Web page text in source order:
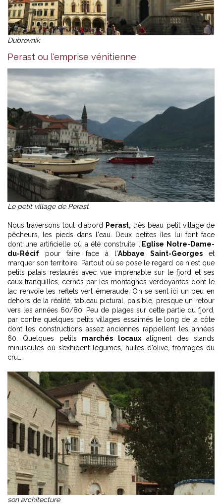
Dubrovnik
Perast ou l'emprise vénitienne
Le petit village de Perast
Nous traversons tout d'abord Perast, très beau petit village de
pêcheurs, les pieds dans l'eau. Deux petites îles lui font face
dont une artificielle où a été construite l' Eglise Notre-Dame-
du-Récif pour faire face à l'Abbaye Saint-Georges et
marquer son territoire. Partout où se pose le regard ce n'est que
petits palais restaurés avec vue imprenable sur le fjord et ses
eaux tranquilles, cernés par les montagnes verdoyantes dont le
lac renvoie les reflets vert émeraude. On se sent ici un peu en
dehors de la réalité, tableau pictural, paisible, presque un retour
vers les années 60/80. Peu de plages sur cette partie du fjord,
par contre quelques petits villages essaimés le long de la côte
dont les constructions assez anciennes rappellent les années
60. Quelques petits marchés locauxalignent des stands
minuscules où s’exhibent légumes, huiles d’olive, fromages du
cru….
son architecture